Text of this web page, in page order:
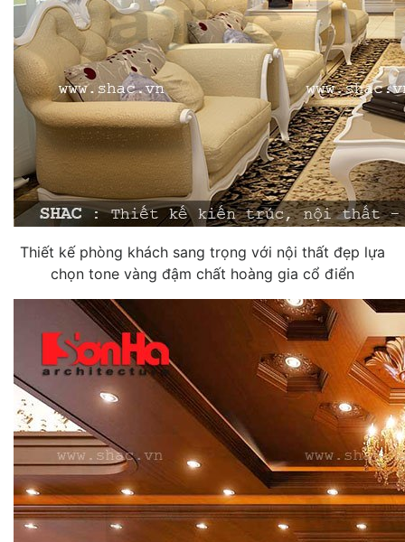
Thiết kế phòng khách sang trọng với nội thất đẹp lựa
chọn tone vàng đậm chất hoàng gia cổ điển